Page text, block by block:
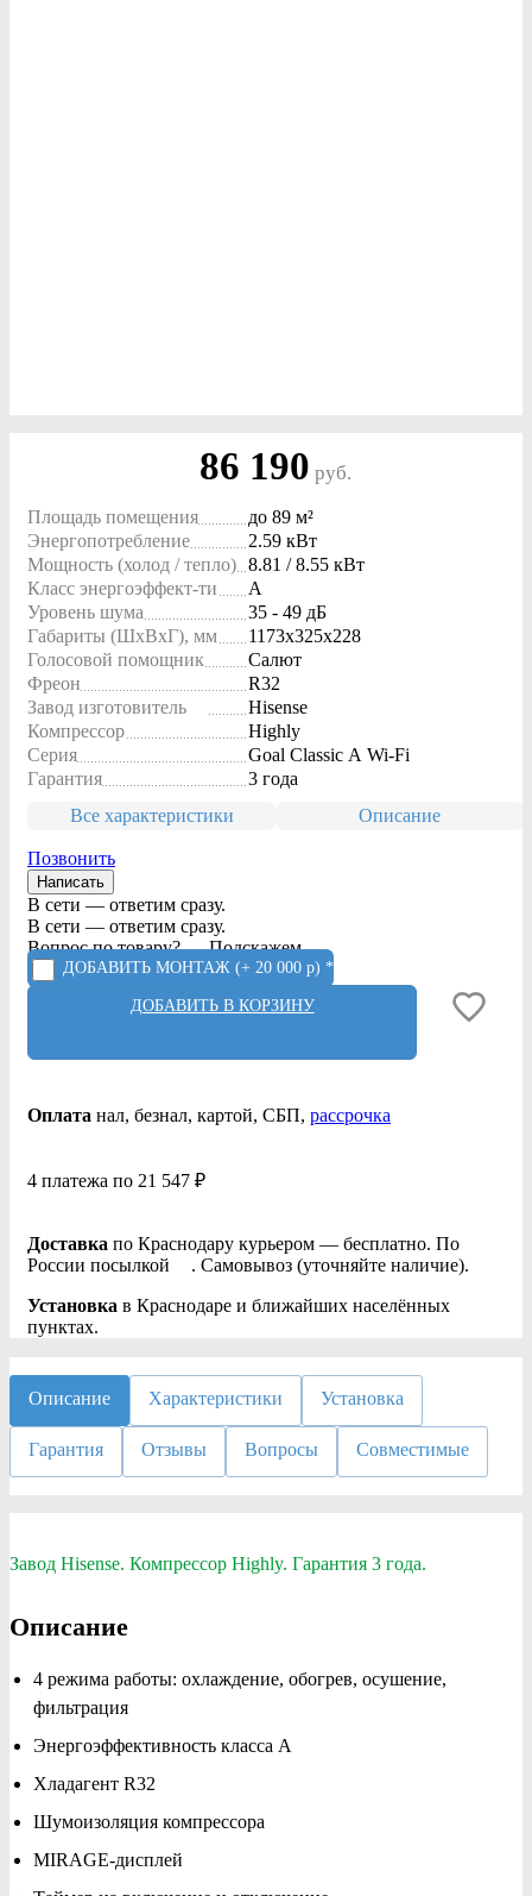
86 190 руб.
Площадь помещения до 89 м²
Энергопотребление
2.59 кВт
Мощность (холод / тепло) 8.81 / 8.55 кВт
Класс энергоэффект-ти
A
Уровень шума
35 - 49 дБ
Габариты (ШxВxГ), мм
1173x325x228
Голосовой помощник
Салют
Фреон
R32
Завод изготовитель
Hisense
Компрессор
Highly
Серия
Goal Classic A Wi-Fi
Гарантия
3 года
Все характеристики
Описание
Позвонить
Написать
В сети — ответим сразу.
В сети — ответим сразу.
Вопрос по товару? — Подскажем.
ДОБАВИТЬ МОНТАЖ (+ 20 000 р) *
ДОБАВИТЬ В КОРЗИНУ
Оплата нал, безнал, картой, СБП, рассрочка
4 платежа по 21 547 ₽
Доставка по Краснодару курьером — бесплатно. По
России посылкой
. Самовывоз (уточняйте наличие).
Установка в Краснодаре и ближайших населённых
пунктах.
Описание Характеристики Установка
Гарантия Отзывы Вопросы Совместимые
Завод Hisense. Компрессор Highly. Гарантия 3 года.
Описание
4 режима работы: охлаждение, обогрев, осушение,
фильтрация
Энергоэффективность класса А
Хладагент R32
Шумоизоляция компрессора
MIRAGE-дисплей